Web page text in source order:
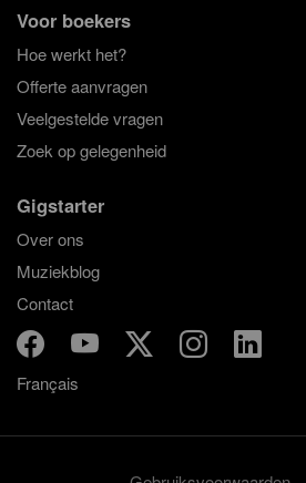
Voor boekers
Hoe werkt het?
Offerte aanvragen
Veelgestelde vragen
Zoek op gelegenheid
Gigstarter
Over ons
Muziekblog
Contact
Français